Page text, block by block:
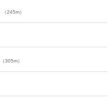
（245m）
（305m）